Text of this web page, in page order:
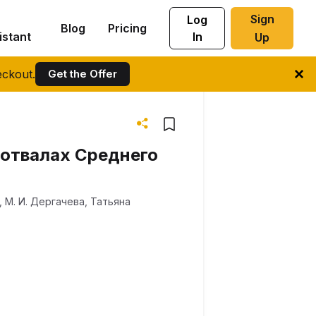
Get the Offer
Blog Pricing
Log
In
Sign
Up
Среднего
М. И. Дергачева Татьяна